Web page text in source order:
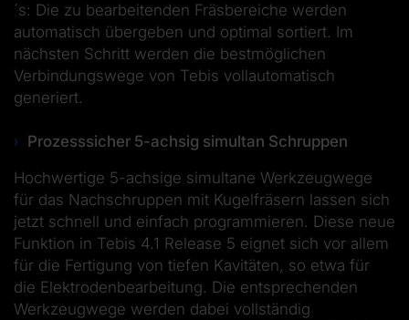
´s: Die zu bearbeitenden Fräsbereiche werden
automatisch übergeben und optimal sortiert. Im
nächsten Schritt werden die bestmöglichen
Verbindungswege von Tebis vollautomatisch
generiert.
Prozesssicher 5-achsig simultan Schruppen
Hochwertige 5-achsige simultane Werkzeugwege
für das Nachschruppen mit Kugelfräsern lassen sich
jetzt schnell und einfach programmieren. Diese neue
Funktion in Tebis 4.1 Release 5 eignet sich vor allem
für die Fertigung von tiefen Kavitäten, so etwa für
die Elektrodenbearbeitung. Die entsprechenden
Werkzeugwege werden dabei vollständig